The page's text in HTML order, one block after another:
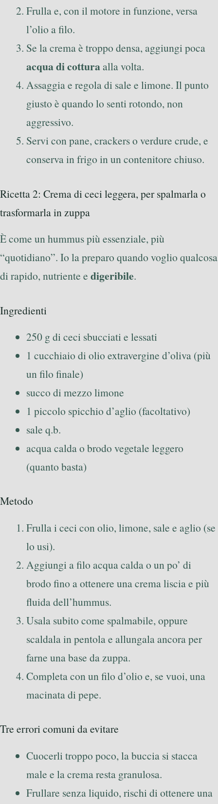
Frulla e, con il motore in funzione, versa
l’olio a filo.
Se la crema è troppo densa, aggiungi poca
acqua di cotturaalla volta.
Assaggia e regola di sale e limone. Il punto
giusto è quando lo senti rotondo, non
aggressivo.
Servi con pane, crackers o verdure crude, e
conserva in frigo in un contenitore chiuso.
Ricetta 2: Crema di ceci leggera, per spalmarla o
trasformarla in zuppa
È come un hummus più essenziale, più
“quotidiano”. Io la preparo quando voglio qualcosa
di rapido, nutriente e digeribile.
Ingredienti
250 g di ceci sbucciati e lessati
1 cucchiaio di olio extravergine d’oliva (più
un filo finale)
succo di mezzo limone
1 piccolo spicchio d’aglio (facoltativo)
sale q.b.
acqua calda o brodo vegetale leggero
(quanto basta)
Metodo
Frulla i ceci con olio, limone, sale e aglio (se
lo usi).
Aggiungi a filo acqua calda o un po’ di
brodo fino a ottenere una crema liscia e più
fluida dell’hummus.
Usala subito come spalmabile, oppure
scaldala in pentola e allungala ancora per
farne una base da zuppa.
Completa con un filo d’olio e, se vuoi, una
macinata di pepe.
Tre errori comuni da evitare
Cuocerli troppo poco, la buccia si stacca
male e la crema resta granulosa.
Frullare senza liquido, rischi di ottenere una